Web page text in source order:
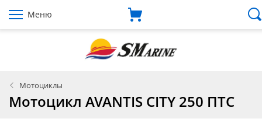
Меню
Мотоциклы
Мотоцикл AVANTIS CITY 250 ПТС